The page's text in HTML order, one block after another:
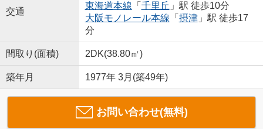
交通
東海道本線 「 千里丘 」駅 徒歩10分
大阪モノレール本線 「 摂津」駅 徒歩17
分
間取り(面積) 2DK(38.80㎡)
築年月 1977年 3月(築49年)
お問い合わせ(無料)